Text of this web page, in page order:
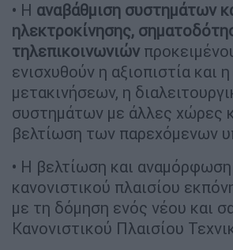
• Η αναβάθμιση συστημάτων
ηλεκτροκίνησης,
τηλεπικοινωνιών
ενισχυθούν η αξιοπιστία και
μετακινήσεων, η
συστημάτων με άλλες χώρες
βελτίωση των παρεχόμενων
• Η βελτίωση και
κανονιστικού πλαισίου
με τη δόμηση ενός νέου και
Κανονιστικού Πλαισίου